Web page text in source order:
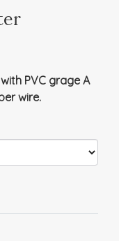
PVC grage A
wire.